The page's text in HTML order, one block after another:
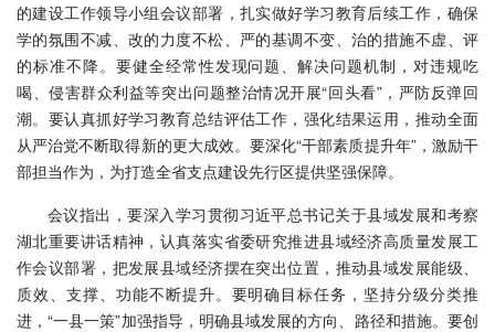
的建设工作领导小组会议部署，扎实做好学习教育后续工作，确保
学的氛围不减、改的力度不松、严的基调不变、治的措施不虚、评
的标准不降。要健全经常性发现问题、解决问题机制，对违规吃
喝、侵害群众利益等突出问题整治情况开展“回头看”，严防反弹回
潮。要认真抓好学习教育总结评估工作，强化结果运用，推动全面
从严治党不断取得新的更大成效。要深化“干部素质提升年”，激励干
部担当作为，为打造全省支点建设先行区提供坚强保障。
会议指出，要深入学习贯彻习近平总书记关于县域发展和考察
湖北重要讲话精神，认真落实省委研究推进县域经济高质量发展工
作会议部署，把发展县域经济摆在突出位置，推动县域发展能级、
质效、支撑、功能不断提升。要明确目标任务，坚持分级分类推
进，“一县一策”加强指导，明确县域发展的方向、路径和措施。要创